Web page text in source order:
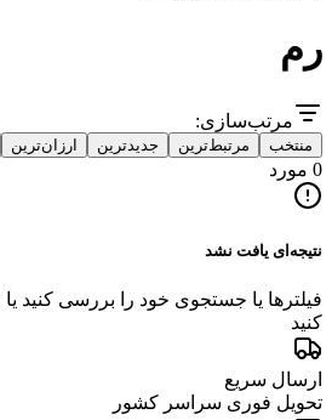
رم
مرتب‌سازی:
منتخب مرتبط‌ترین جدیدترین ارزان‌ترین
0 مورد
نتیجه‌ای یافت نشد
فیلترها یا جستجوی خود را بررسی کنید
کنید
ارسال سریع
تحویل فوری سراسر کشور